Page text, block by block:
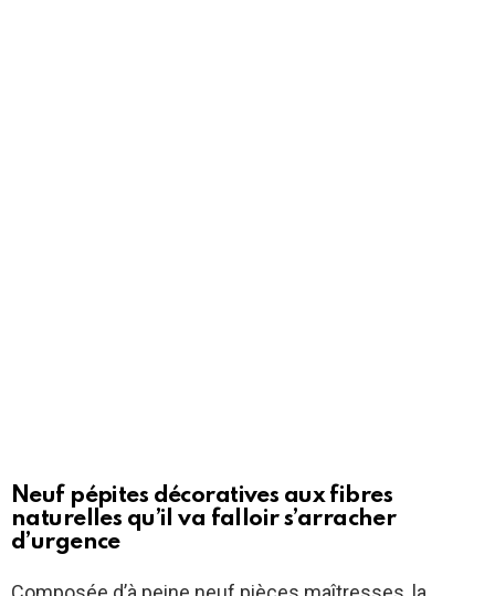
Neuf pépites décoratives aux fibres
naturelles qu’il va falloir s’arracher
d’urgence